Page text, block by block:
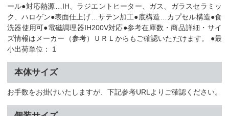
ール●対応熱源…IH、ラジエントヒーター、ガス、ガラスセラミッ
ク、ハロゲン●表面仕上げ…サテン加工●底構造…カプセル構造●食
洗器使用可●電磁調理器IH200V対応●参考在庫数・商品詳細・サイ
ズ情報はメーカー（参考）ＵＲＬからもご確認いただけます。 ●最
小出荷単位： 1
本体サイズ
お手数をお掛けいたしますが、下記参考URLよりご確認ください。